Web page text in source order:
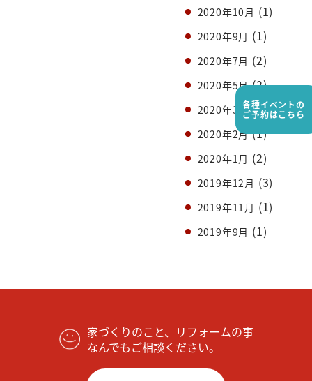
各種イベントの
ご予約はこちら
2020年10月 (1)
2020年9月 (1)
2020年7月 (2)
2020年5月(2)
2020年3月(1)
2020年2月(1)
2020年1月 (2)
2019年12月 (3)
2019年11月 (1)
2019年9月 (1)
家づくりのこと、リフォームの事
なんでもご相談ください。